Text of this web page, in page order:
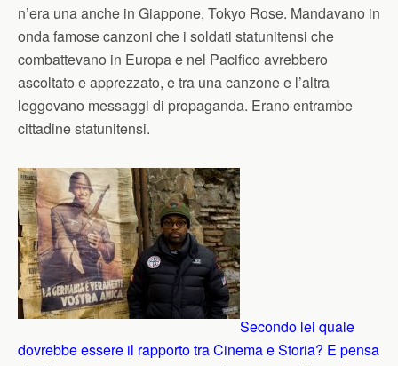
n’era una anche in Giappone, Tokyo Rose. Mandavano in
onda famose canzoni che i soldati statunitensi che
combattevano in Europa e nel Pacifico avrebbero
ascoltato e apprezzato, e tra una canzone e l’altra
leggevano messaggi di propaganda. Erano entrambe
cittadine statunitensi.
Secondo lei quale
dovrebbe essere il rapporto tra Cinema e Storia? E pensa